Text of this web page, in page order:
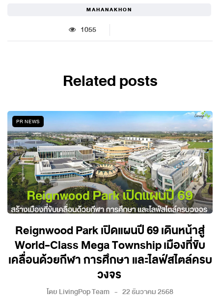
MAHANAKHON
1055
Related posts
PR NEWS
Reignwood Park เปิดแผนปี 69 เดินหน้าสู่
World-Class Mega Township เมืองที่ขับ
เคลื่อนด้วยกีฬา การศึกษา และไลฟ์สไตล์ครบ
วงจร
โดย LivingPop Team 22 ธันวาคม 2568